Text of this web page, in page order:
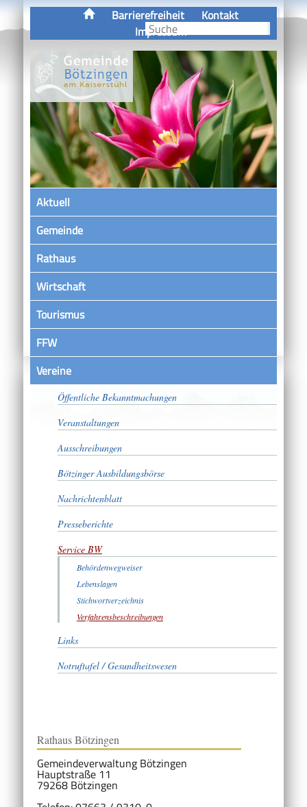
Barrierefreiheit
Kontakt
Impressum
Aktuell
Gemeinde
Rathaus
Wirtschaft
Tourismus
FFW
VereineSatzungen
Öffentliche Bekanntmachungen
Veranstaltungen
Ausschreibungen
Bötzinger Ausbildungsbörse
Nachrichtenblatt
Presseberichte
Service BW
Behördenwegweiser
Lebenslagen
Stichwortverzeichnis
Verfahrensbeschreibungen
Links
Notruftafel / Gesundheitswesen
Rathaus Bötzingen
Gemeindeverwaltung Bötzingen
Hauptstraße 11
79268 Bötzingen